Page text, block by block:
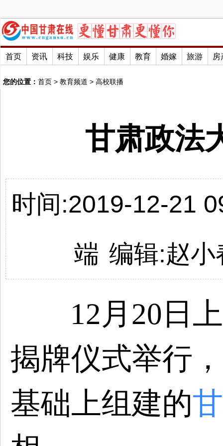
首页 资讯 科技 娱乐 健康 教育 婚嫁 旅游 房
您的位置： 首页 > 教育频道 > 高校联播
甘肃政法
时间:2019-12-21
端 编辑:赵小
12月20日
揭牌仪式举行
基础上组建的